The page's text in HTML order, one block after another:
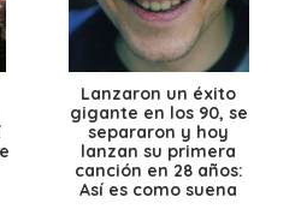
Lanzaron un éxito
gigante en los 90, se
separaron y hoy
lanzan su primera
canción en 28 años:
Así es como suena